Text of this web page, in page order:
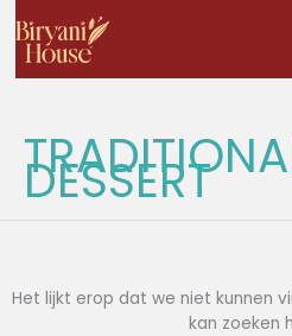
naar
inhoud
DESSERT
Het lijkt erop dat we niet kunnen
kan zoeken
naar: